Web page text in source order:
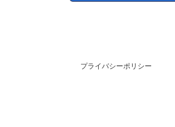
プライバシーポリシー